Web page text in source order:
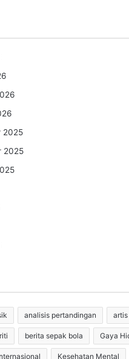
2025
2025
analisis pertandingan
berita sepak bola Gaya
Kesehatan Mental